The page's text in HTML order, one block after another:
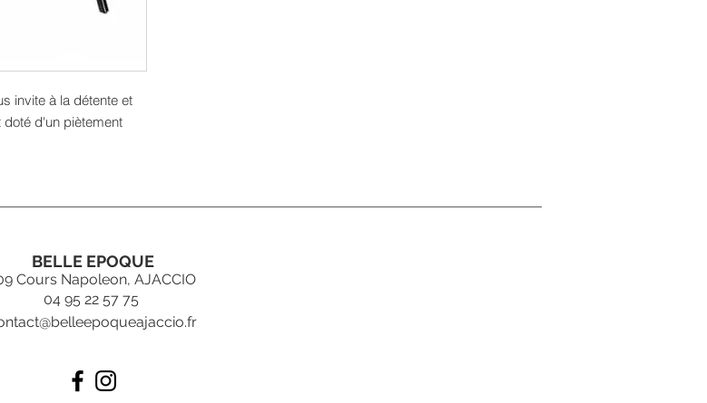
invite à la détente et
d'un piètement
BELLE EPOQUE
Cours Napoleon, AJACCIO
04 95 22 57 75